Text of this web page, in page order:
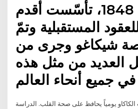
في العام 1848، تأسّست أقدم
المستقبلية وتمّ
شيكاغو وجرى من
العديد من مثل هذه
يومياً يحافظ على صحة القلب. الدراسة